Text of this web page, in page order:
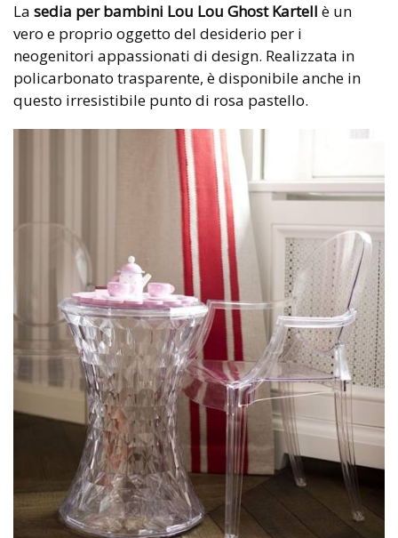
La sedia per bambini Lou Lou Ghost Kartell è un
vero e proprio oggetto del desiderio per i
neogenitori appassionati di design. Realizzata in
policarbonato trasparente, è disponibile anche in
questo irresistibile punto di rosa pastello.